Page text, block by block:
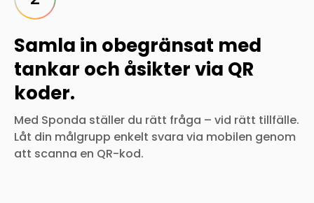
Samla in obegränsat med
tankar och åsikter via QR
koder.
Med Sponda ställer du rätt fråga – vid rätt tillfälle.
Låt din målgrupp enkelt svara via mobilen genom
att scanna en QR-kod.